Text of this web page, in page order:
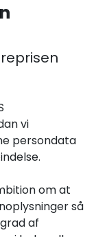
vi
persondata
om at
så
af